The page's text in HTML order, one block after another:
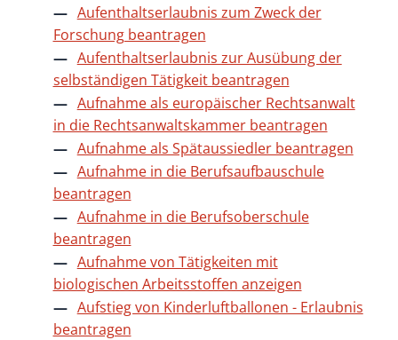
Aufenthaltserlaubnis zum Zweck der
Forschung beantragen
Aufenthaltserlaubnis zur Ausübung der
selbständigen Tätigkeit beantragen
Aufnahme als europäischer Rechtsanwalt
in die Rechtsanwaltskammer beantragen
Aufnahme als Spätaussiedler beantragen
Aufnahme in die Berufsaufbauschule
beantragen
Aufnahme in die Berufsoberschule
beantragen
Aufnahme von Tätigkeiten mit
biologischen Arbeitsstoffen anzeigen
Aufstieg von Kinderluftballonen - Erlaubnis
beantragen